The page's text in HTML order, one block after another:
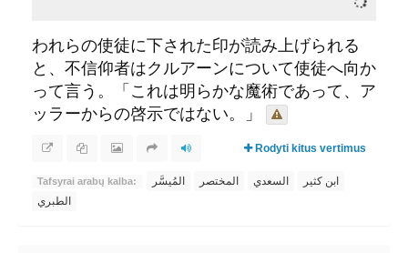
われらの使徒に下された印が読み上げられる
と、不信仰者はクルアーンについて使徒へ向か
って言う。「これは明らかな魔術であって、ア
ッラーからの啓示ではない。」
Rodyti kitus vertimus
Tafsyrai arabų kalba: المُيسَّر المختصر السعدي
ابن كثير
الطبري